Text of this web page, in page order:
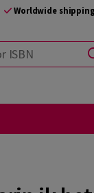
Worldwide shipping